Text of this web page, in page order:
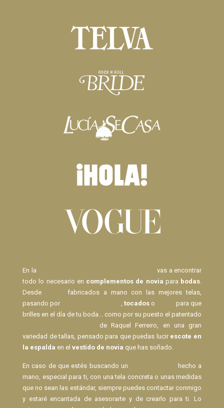
En la
vas a encontrar
todo lo necesario en complementos de novia para bodas
Desde
fabricados a mano con las mejores telas,
pasando por
,tocados o
para que
brilles en el día de tu boda... como por su puesto el patentado
de Raquel Ferreiro, en una gran
variedad de tallas, pensado para que puedas lucir escote en
la espalda en el vestido de novia que has soñado.
En caso de que estés buscando un
hecho a
mano, especial para ti, con una tela concreta o unas medidas
que no sean las estándar, siempre puedes contactar conmigo
y estaré encantada de asesorarte y de crearlo para ti. Lo